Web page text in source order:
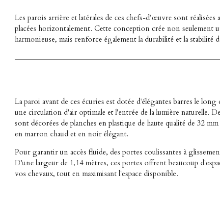
Les parois arrière et latérales de ces chefs-d’œuvre sont réalisées
placées horizontalement. Cette conception crée non seulement
harmonieuse, mais renforce également la durabilité et la stabilité
La paroi avant de ces écuries est dotée d'élégantes barres le
une circulation d'air optimale et l'entrée de la lumière naturelle.
sont décorées de planches en plastique de haute qualité de 32
en marron chaud et en noir élégant.
Pour garantir un accès fluide, des portes coulissantes à
D'une largeur de 1,14 mètres, ces portes offrent beaucoup
vos chevaux, tout en maximisant l'espace disponible.